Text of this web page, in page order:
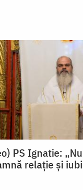
PS Ignatie:
relație și